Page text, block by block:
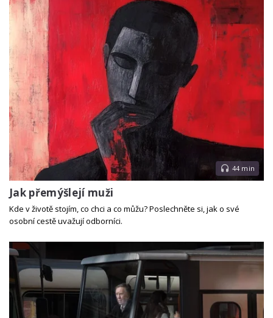
44 min
Jak přemýšlejí muži
Kde v životě stojím, co chci a co můžu? Poslechněte si, jak o své
osobní cestě uvažují odborníci.